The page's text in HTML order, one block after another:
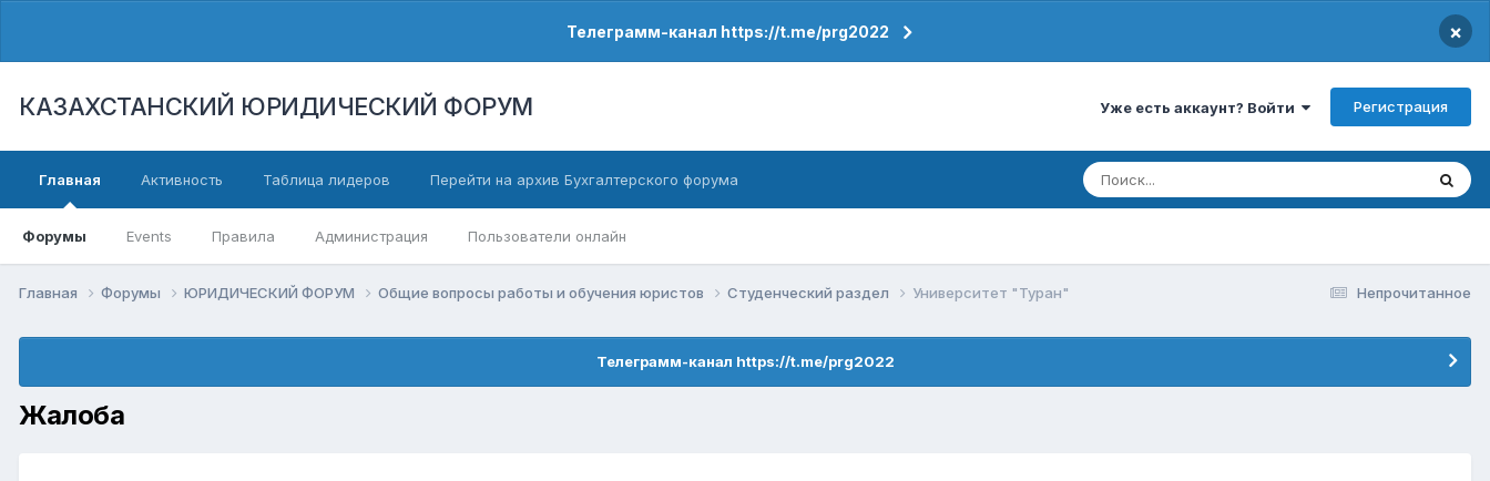
Телеграмм-канал https://t.me/prg2022 ×
КАЗАХСТАНСКИЙ ЮРИДИЧЕСКИЙ ФОРУМ Уже есть аккаунт? Войти Регистрация
Главная
Форумы Events Правила Администрация Пользователи онлайн
Активность Таблица лидеров Перейти на архив Бухгалтерского форума
Непрочитанное
Главная Форумы ЮРИДИЧЕСКИЙ ФОРУМ Общие вопросы работы и обучения юристов Студенческий раздел Университет "Туран"
Телеграмм-канал https://t.me/prg2022
Жалоба